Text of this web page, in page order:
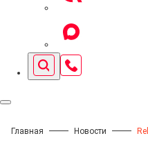
Главная Новости